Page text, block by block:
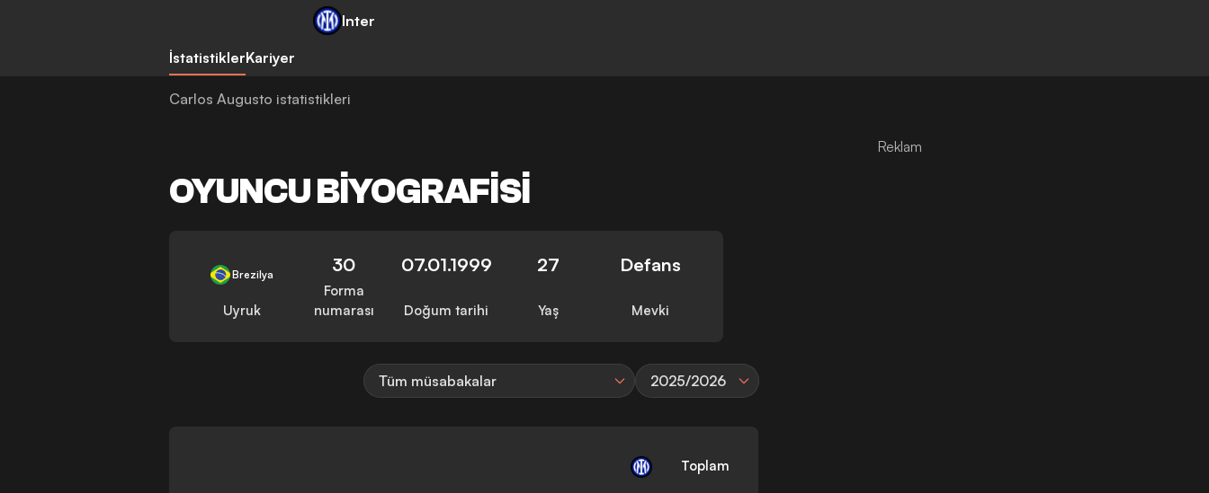
Inter
İstatistiklerKariyer
Carlos Augusto istatistikleri
OYUNCU BIYOGRAFISI
Brezilya
Uyruk
30
Forma
numarası
07.01.1999
Doğum tarihi
27
Yaş
Defans
Mevki
Tüm müsabakalar 2025/2026
Toplam